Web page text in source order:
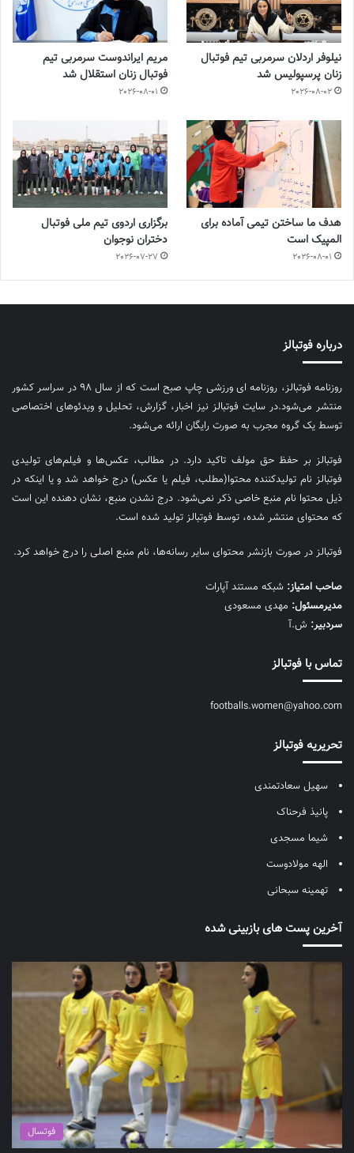
نیلوفر اردلان سرمربی تیم فوتبال
زنان پرسپولیس شد
2026-08-02
مریم ایراندوست سرمربی تیم
فوتبال زنان استقلال شد
2026-08-01
هدف ما ساختن تیمی آماده برای
المپیک است
2026-08-01
برگزاری اردوی تیم ملی فوتبال
دختران نوجوان
2026-07-27
درباره فوتبالز
روزنامه فوتبالز، روزنامه ای ورزشی چاپ صبح است که از سال ۹۸ در سراسر کشور
منتشر می‌شود.در سایت فوتبالز نیز اخبار، گزارش، تحلیل و ویدئوهای اختصاصی
توسط یک گروه مجرب به صورت رایگان ارائه می‌شود.
فوتبالز بر حفظ حق مولف تاکید دارد. در مطالب، عکس‌ها و فیلم‌های تولیدی
فوتبالز نام تولیدکننده محتوا(مطلب، فیلم یا عکس) درج خواهد شد و یا اینکه در
ذیل محتوا نام منبع خاصی ذکر نمی‌‎شود. درج نشدن منبع، نشان دهنده این است
که محتوای منتشر شده، توسط فوتبالز تولید شده است.
فوتبالز در صورت بازنشر محتوای سایر رسانه‌ها، نام منبع اصلی را درج خواهد کرد.
صاحب امتیاز: شبکه مستند آپارات
مديرمسئول: مهدی مسعودی
سردبیر: ش.آ
تماس با فوتبالز
footballs.women@yahoo.com
تحریریه فوتبالز
سهیل سعادتمندی
پانیذ فرحناک
شیما مسجدی
الهه مولادوست
تهمینه سبحانی
آخرین پست های بازبینی شده
فوتسال